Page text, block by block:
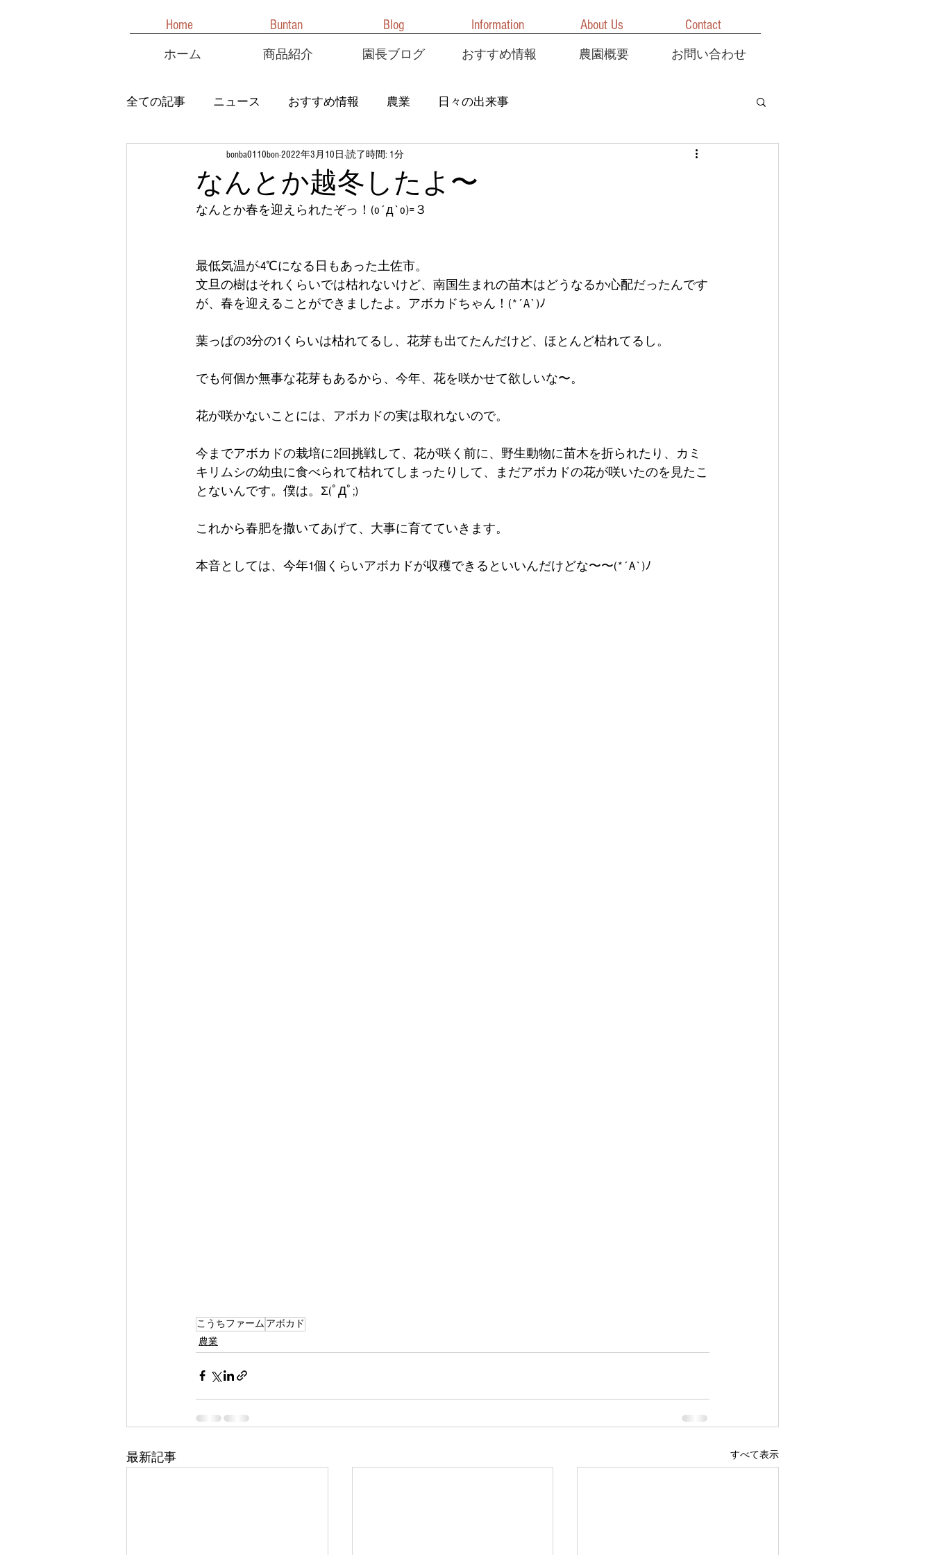
ホーム 商品紹介 園長ブログ おすすめ情報 農園概要 お問い合わせ
Home About Us
Information
Blog
Buntan Contact
全ての記事 ニュース おすすめ情報 農業 日々の出来事
なんとか越冬したよ〜
bonba0110bon2022年3月10日 読了時間: 1分
なんとか春を迎えられたぞっ！(o´д`o)=３
最低気温が-4℃になる日もあった土佐市。
文旦の樹はそれくらいでは枯れないけど、南国生まれの苗木はどうなるか心配だったんです
が、春を迎えることができましたよ。アボカドちゃん！(*´A`)ﾉ
葉っぱの3分の1くらいは枯れてるし、花芽も出てたんだけど、ほとんど枯れてるし。
でも何個か無事な花芽もあるから、今年、花を咲かせて欲しいな〜。
花が咲かないことには、アボカドの実は取れないので。
今までアボカドの栽培に2回挑戦して、花が咲く前に、野生動物に苗木を折られたり、カミ
キリムシの幼虫に食べられて枯れてしまったりして、まだアボカドの花が咲いたのを見たこ
とないんです。僕は。Σ(ﾟДﾟ;)
これから春肥を撒いてあげて、大事に育てていきます。
本音としては、今年1個くらいアボカドが収穫できるといいんだけどな〜〜(*´A`)ﾉ
こうちファーム アボカド
農業
最新記事 すべて表示